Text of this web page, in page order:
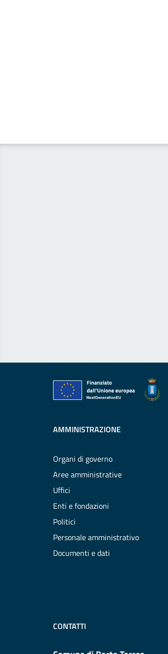
AMMINISTRAZIONE
Organi di governo
Aree amministrative
Uffici
Enti e fondazioni
Politici
Personale amministrativo
Documenti e dati
CONTATTI